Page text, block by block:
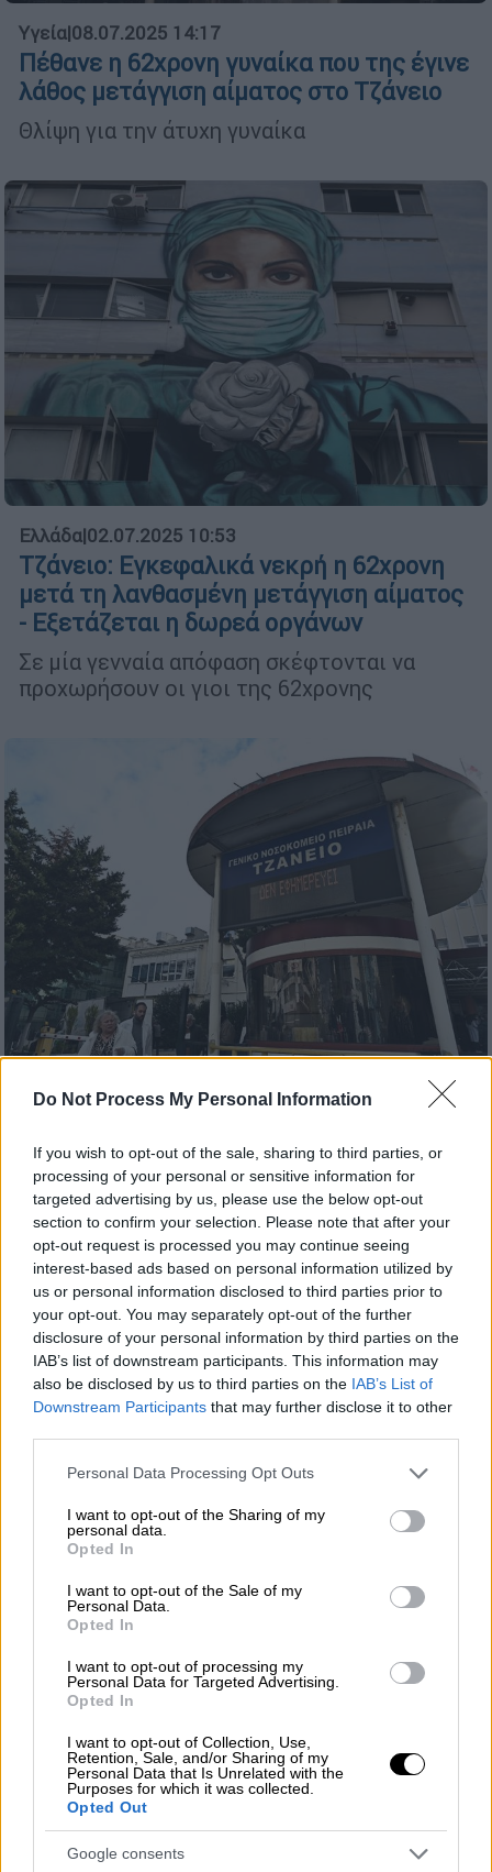
Do Not Process My Personal Information
If you wish to opt-out of the sale, sharing to third parties, or
processing of your personal or sensitive information for
targeted advertising by us, please use the below opt-out
section to confirm your selection. Please note that after your
opt-out request is processed you may continue seeing
interest-based ads based on personal information utilized by
us or personal information disclosed to third parties prior to
your opt-out. You may separately opt-out of the further
disclosure of your personal information by third parties on the
IAB’s list of downstream participants. This information may
also be disclosed by us to third parties on the IAB’s List of
Downstream Participants that may further disclose it to other
Please note that this website/app uses one or more Google
not limited to your visit or usage behaviour. You may click to
grant or deny consent to Google and its third-party tags to
use your data for below specified purposes in below Google
consent section.
Personal Data Processing Opt Outs
I want to opt-out of the Sharing of my
personal data.
Opted In
I want to opt-out of the Sale of my
Personal Data.
Opted In
I want to opt-out of processing my
Personal Data for Targeted Advertising.
Opted In
I want to opt-out of Collection, Use,
Retention, Sale, and/or Sharing of my
Personal Data that Is Unrelated with the
Purposes for which it was collected.
Opted Out
Google consents
Υγεία|08.07.2025 14:17
Πέθανε η 62χρονη γυναίκα που της έγινε
λάθος μετάγγιση αίματος στο Τζάνειο
Θλίψη για την άτυχη γυναίκα
Ελλάδα|02.07.2025 10:53
Τζάνειο: Εγκεφαλικά νεκρή η 62χρονη
μετά τη λανθασμένη μετάγγιση αίματος
- Εξετάζεται η δωρεά οργάνων
Σε μία γενναία απόφαση σκέφτονται να
προχωρήσουν οι γιοι της 62χρονης
Ελλάδα|25.06.2025 10:43
που οδήγησαν στη λανθασμένη
μετάγγιση στο Τζάνειο
Κατάρρευση των υποδομών, υποστελέχωση
και ανθρώπινα λάθη δείχνει το πόρισμα του
ΟΔΙΠΥ
Ελλάδα|21.06.2025 11:25
Τζάνειο: Οκτώ αιτίες οδήγησαν στη
λάθος μετάγγιση αίματος - Το πόρισμα
«καταπέλτης»
Το πόρισμα του ΟΔΙΠΥ «δείχνει»
υπερκόπωση, βλάβες εξοπλισμού και
παραβίαση πρωτοκόλλων